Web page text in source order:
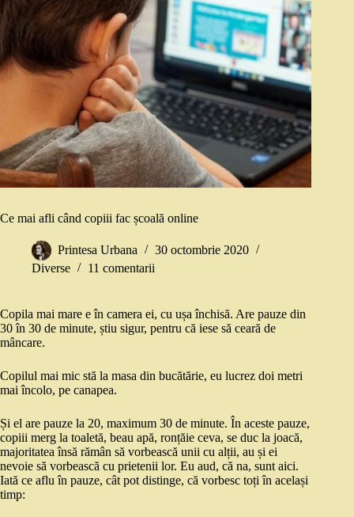
Ce mai afli când copiii fac școală online
Printesa Urbana
30 octombrie 2020
Diverse
11 comentarii
Copila mai mare e în camera ei, cu ușa închisă. Are pauze din
30 în 30 de minute, știu sigur, pentru că iese să ceară de
mâncare.
Copilul mai mic stă la masa din bucătărie, eu lucrez doi metri
mai încolo, pe canapea.
Și el are pauze la 20, maximum 30 de minute. În aceste pauze,
copiii merg la toaletă, beau apă, ronțăie ceva, se duc la joacă,
majoritatea însă rămân să vorbească unii cu alții, au și ei
nevoie să vorbească cu prietenii lor. Eu aud, că na, sunt aici.
Iată ce aflu în pauze, cât pot distinge, că vorbesc toți în același
timp: